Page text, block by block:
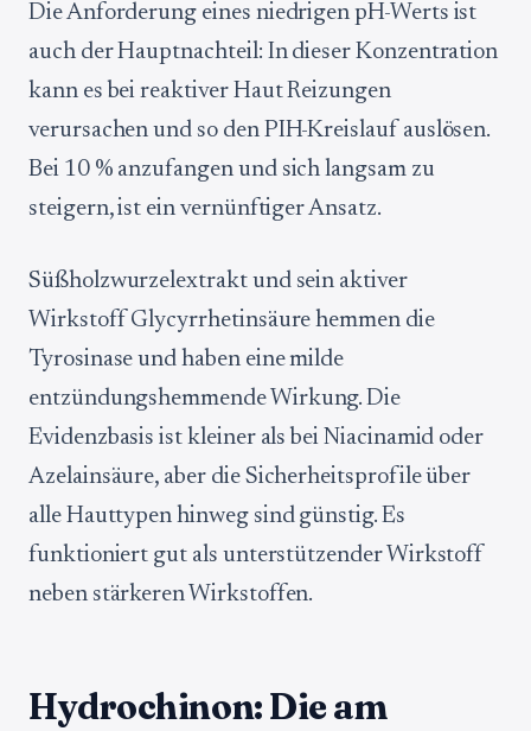
Die Anforderung eines niedrigen pH-Werts ist
auch der Hauptnachteil: In dieser Konzentration
kann es bei reaktiver Haut Reizungen
verursachen und so den PIH-Kreislauf auslösen.
Bei 10 % anzufangen und sich langsam zu
steigern, ist ein vernünftiger Ansatz.
Süßholzwurzelextrakt und sein aktiver
Wirkstoff Glycyrrhetinsäure hemmen die
Tyrosinase und haben eine milde
entzündungshemmende Wirkung. Die
Evidenzbasis ist kleiner als bei Niacinamid oder
Azelainsäure, aber die Sicherheitsprofile über
alle Hauttypen hinweg sind günstig. Es
funktioniert gut als unterstützender Wirkstoff
neben stärkeren Wirkstoffen.
Hydrochinon: Die am